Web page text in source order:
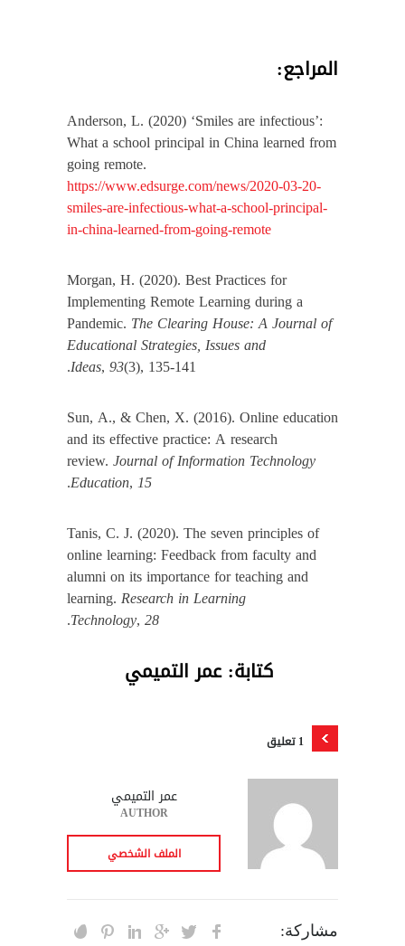
المراجع:
Anderson, L. (2020) ‘Smiles are infectious’:
What a school principal in China learned from
going remote.
https://www.edsurge.com/news/2020-03-20-
smiles-are-infectious-what-a-school-principal-
in-china-learned-from-going-remote
Morgan, H. (2020). Best Practices for
Implementing Remote Learning during a
Pandemic. The Clearing House: A Journal of
Educational Strategies, Issues and
Ideas,93(3), 135-141.
Sun, A., & Chen, X. (2016). Online education
and its effective practice: A research
review.Journal of Information Technology
Education,15
.‏
Tanis, C. J. (2020). The seven principles of
online learning: Feedback from faculty and
alumni on its importance for teaching and
learning.Research in Learning
Technology,28
.
كتابة: عمر التميمي
1 تعليق
عمر التميمي
AUTHOR
الملف الشخصي
مشاركة: